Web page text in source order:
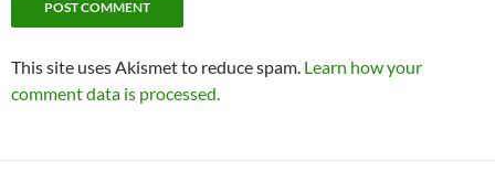
This site uses Akismet to reduce spam. Learn how your
comment data is processed.